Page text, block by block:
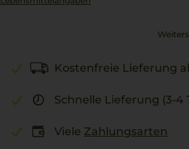
Kostenfreie Lieferung
Schnelle Lieferung (3-4
Viele Zahlungsarten